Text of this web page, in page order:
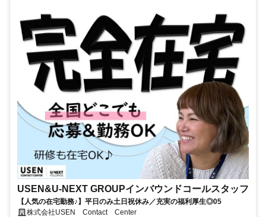
USEN&U-NEXT GROUPインバウンドコールスタッフ
【人気の在宅勤務♪】平日のみ土日祝休み／充実の福利厚生◎05
株式会社USEN Contact Center